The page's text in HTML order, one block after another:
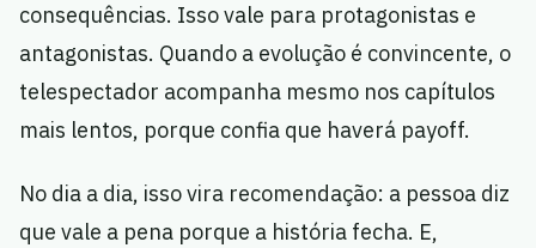
consequências. Isso vale para protagonistas e
antagonistas. Quando a evolução é convincente, o
telespectador acompanha mesmo nos capítulos
mais lentos, porque confia que haverá payoff.
No dia a dia, isso vira recomendação: a pessoa diz
que vale a pena porque a história fecha. E,